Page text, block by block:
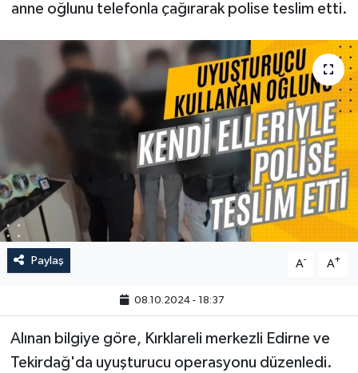
anne oğlunu telefonla çağırarak polise teslim etti.
Paylaş A- A+
08.10.2024 - 18:37
Alınan bilgiye göre, Kırklareli merkezli Edirne ve
Tekirdağ'da uyuşturucu operasyonu düzenledi.